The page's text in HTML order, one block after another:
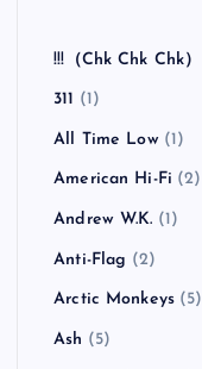
!!!（Chk Chk Chk）
311 (1)
All Time Low(1)
American Hi-Fi (2)
Andrew W.K. (1)
Anti-Flag (2)
Arctic Monkeys (5)
Ash (5)